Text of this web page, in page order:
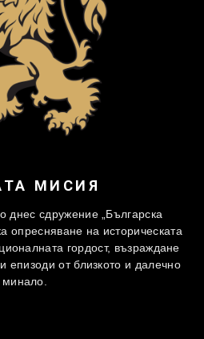
МИСИЯ
днес сдружение „Българска
опресняване на историческата
гордост, възраждане
епизоди от близкото и далечно
минало.